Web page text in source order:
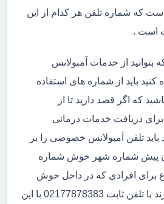
که شماره تلفن هر کدام از این
است .
بتوانید از خدمات آمبولانس
باید از شماره های استفاده
که اگر قصد دارید تا از
دریافت خدمات درمانی
باید تلفن آمبولانس خصوصی را بر
کردن پیش شماره شهر خوش شماره
برای افرادی که در داخل خوش
ساکن هستند و قصد دارند با تلفن ثابت 02177878383 با این